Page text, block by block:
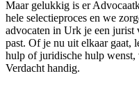
Maar gelukkig is er
hele selectieproces en we
advocaten in Urk je een
past. Of je nu uit elkaar gaat,
hulp of juridische hulp wenst,
Verdacht handig.